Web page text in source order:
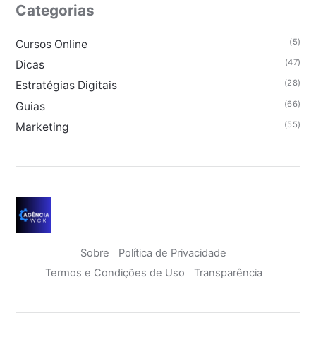
Categorias
Cursos Online (5)
Dicas (47)
Estratégias Digitais (28)
Guias (66)
Marketing (55)
Sobre
Política de Privacidade
Termos e Condições de Uso
Transparência